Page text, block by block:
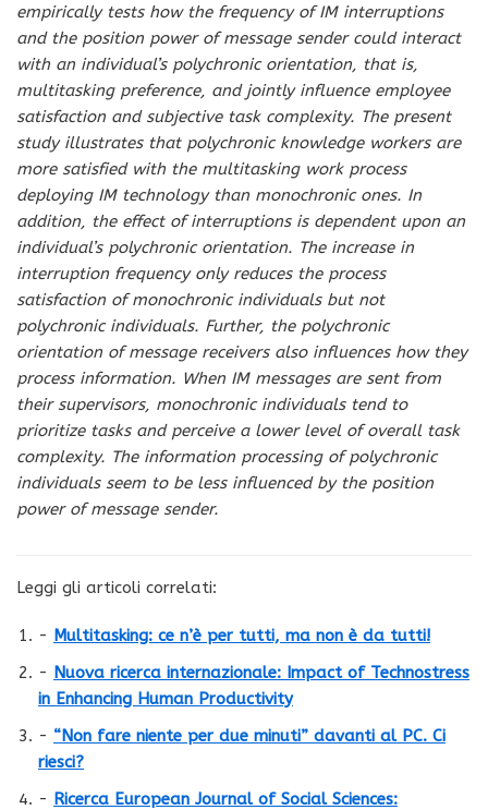
empirically tests how the frequency of IM interruptions
and the position power of message sender could interact
with an individual’s polychronic orientation, that is,
multitasking preference, and jointly influence employee
satisfaction and subjective task complexity. The present
study illustrates that polychronic knowledge workers are
more satisfied with the multitasking work process
deploying IM technology than monochronic ones. In
addition, the effect of interruptions is dependent upon an
individual’s polychronic orientation. The increase in
interruption frequency only reduces the process
satisfaction of monochronic individuals but not
polychronic individuals. Further, the polychronic
orientation of message receivers also influences how they
process information. When IM messages are sent from
their supervisors, monochronic individuals tend to
prioritize tasks and perceive a lower level of overall task
complexity. The information processing of polychronic
individuals seem to be less influenced by the position
power of message sender.
Leggi gli articoli correlati:
- Multitasking: ce n’è per tutti, ma non è da tutti!
- Nuova ricerca internazionale: Impact of Technostress
in Enhancing Human Productivity
- “Non fare niente per due minuti” davanti al PC. Ci
riesci?
- Ricerca European Journal of Social Sciences: